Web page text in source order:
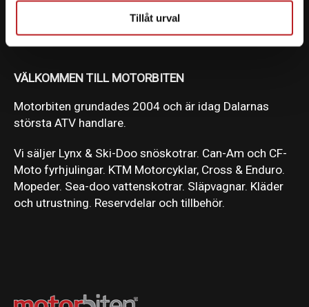
Tillåt urval
VÄLKOMMEN TILL MOTORBITEN
Motorbiten grundades 2004 och är idag Dalarnas
största ATV handlare.
Vi säljer Lynx & Ski-Doo snöskotrar. Can-Am och CF-
Moto fyrhjulingar. KTM Motorcyklar, Cross & Enduro.
Mopeder. Sea-doo vattenskotrar. Släpvagnar. Kläder
och utrustning. Reservdelar och tillbehör.